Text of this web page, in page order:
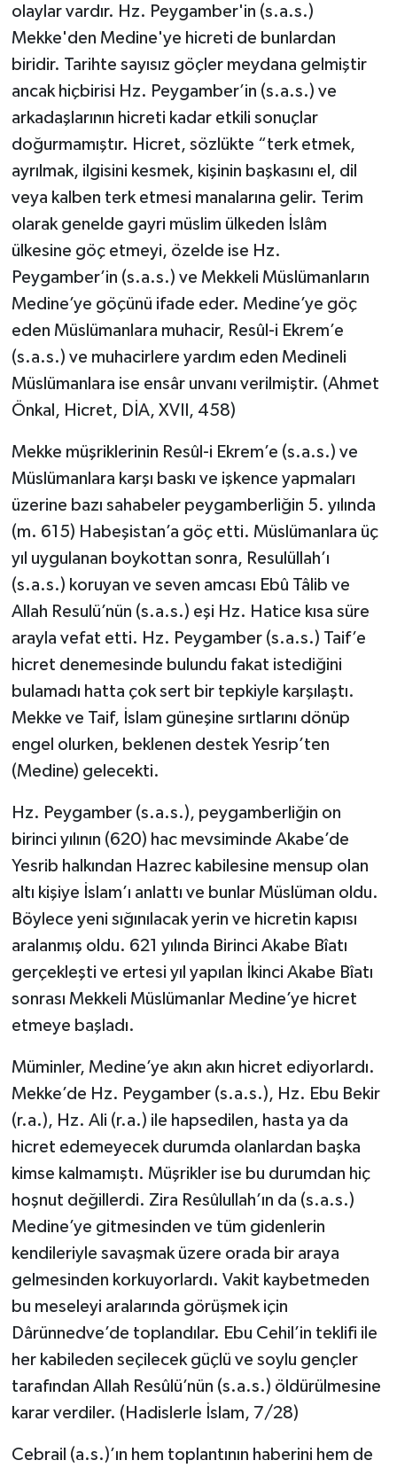
olaylar vardır. Hz. Peygamber'in (s.a.s.)
Mekke'den Medine'ye hicreti de bunlardan
biridir. Tarihte sayısız göçler meydana gelmiştir
ancak hiçbirisi Hz. Peygamber’in (s.a.s.) ve
arkadaşlarının hicreti kadar etkili sonuçlar
doğurmamıştır. Hicret, sözlükte “terk etmek,
ayrılmak, ilgisini kesmek, kişinin başkasını el, dil
veya kalben terk etmesi manalarına gelir. Terim
olarak genelde gayri müslim ülkeden İslâm
ülkesine göç etmeyi, özelde ise Hz.
Peygamber’in (s.a.s.) ve Mekkeli Müslümanların
Medine’ye göçünü ifade eder. Medine’ye göç
eden Müslümanlara muhacir, Resûl-i Ekrem’e
(s.a.s.) ve muhacirlere yardım eden Medineli
Müslümanlara ise ensâr unvanı verilmiştir. (Ahmet
Önkal, Hicret, DİA, XVII, 458)
Mekke müşriklerinin Resûl-i Ekrem’e (s.a.s.) ve
Müslümanlara karşı baskı ve işkence yapmaları
üzerine bazı sahabeler peygamberliğin 5. yılında
(m. 615) Habeşistan’a göç etti. Müslümanlara üç
yıl uygulanan boykottan sonra, Resulüllah’ı
(s.a.s.) koruyan ve seven amcası Ebû Tâlib ve
Allah Resulü’nün (s.a.s.) eşi Hz. Hatice kısa süre
arayla vefat etti. Hz. Peygamber (s.a.s.) Taif’e
hicret denemesinde bulundu fakat istediğini
bulamadı hatta çok sert bir tepkiyle karşılaştı.
Mekke ve Taif, İslam güneşine sırtlarını dönüp
engel olurken, beklenen destek Yesrip’ten
(Medine) gelecekti.
Hz. Peygamber (s.a.s.), peygamberliğin on
birinci yılının (620) hac mevsiminde Akabe’de
Yesrib halkından Hazrec kabilesine mensup olan
altı kişiye İslam’ı anlattı ve bunlar Müslüman oldu.
Böylece yeni sığınılacak yerin ve hicretin kapısı
aralanmış oldu. 621 yılında Birinci Akabe Bîatı
gerçekleşti ve ertesi yıl yapılan İkinci Akabe Bîatı
sonrası Mekkeli Müslümanlar Medine’ye hicret
etmeye başladı.
Müminler, Medine’ye akın akın hicret ediyorlardı.
Mekke’de Hz. Peygamber (s.a.s.), Hz. Ebu Bekir
(r.a.), Hz. Ali (r.a.) ile hapsedilen, hasta ya da
hicret edemeyecek durumda olanlardan başka
kimse kalmamıştı. Müşrikler ise bu durumdan hiç
hoşnut değillerdi. Zira Resûlullah’ın da (s.a.s.)
Medine’ye gitmesinden ve tüm gidenlerin
kendileriyle savaşmak üzere orada bir araya
gelmesinden korkuyorlardı. Vakit kaybetmeden
bu meseleyi aralarında görüşmek için
Dârünnedve’de toplandılar. Ebu Cehil’in teklifi ile
her kabileden seçilecek güçlü ve soylu gençler
tarafından Allah Resûlü’nün (s.a.s.) öldürülmesine
karar verdiler. (Hadislerle İslam, 7/28)
Cebrail (a.s.)’ın hem toplantının haberini hem de
Kültür Sanat
Kütahya
Magazin
Otomobil
Pazarlar
Politika
Resmi İlan
Rüya Tabirleri
Şaphane
Simav
Siyaset
Spor
Tavşanlı
Teknoloji
Türkiye
Video Galeri
Yaşam
Yemek Tarifleri